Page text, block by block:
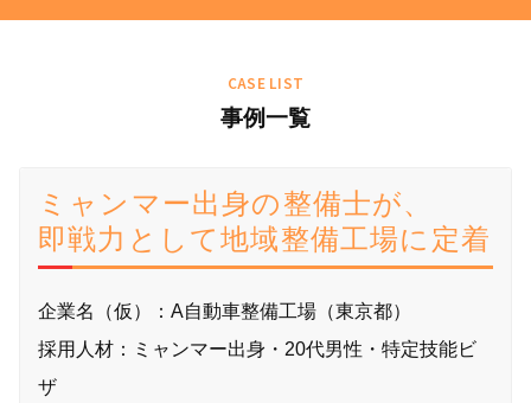
CASE LIST
事例一覧
ミャンマー出身の整備士が、
即戦力として地域整備工場に定着
企業名（仮）：A自動車整備工場（東京都）
採用人材：ミャンマー出身・20代男性・特定技能ビ
ザ